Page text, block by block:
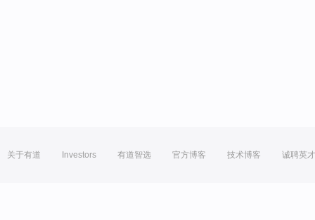
关于有道 Investors 有道智选 官方博客 技术博客 诚聘英才